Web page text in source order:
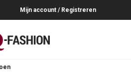
Mijn account / Registreren